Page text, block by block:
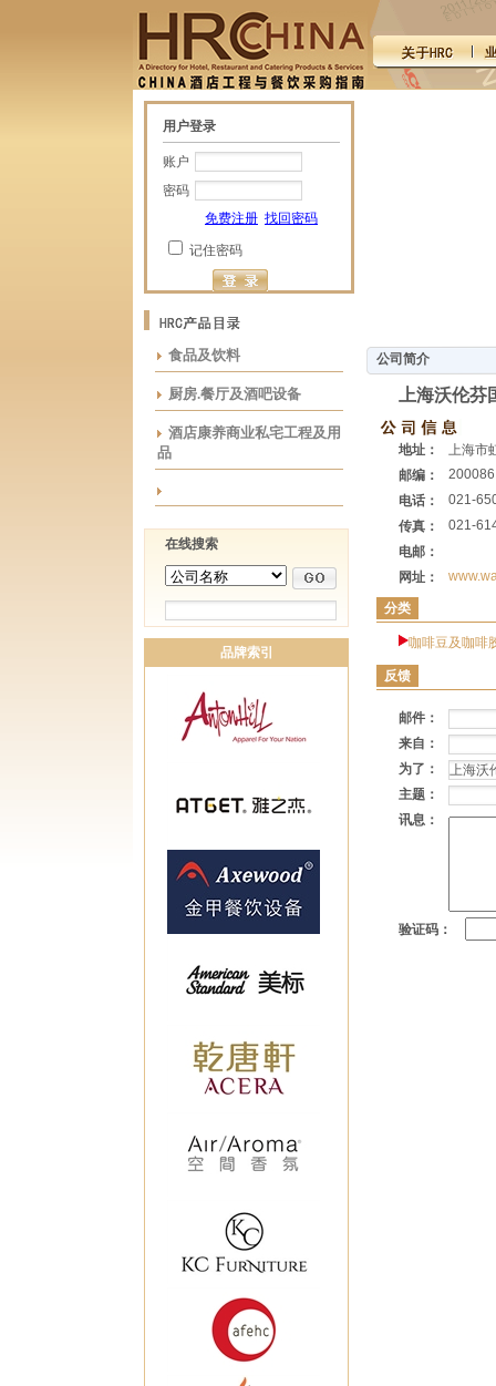
用户登录
账户
密码
免费注册 找回密码
记住密码
食品及饮料
厨房.餐厅及酒吧设备
酒店康养商业私宅工程及用
品
在线搜索
品牌索引
公司简介
上海沃伦
地址：
上海市
邮编：
200086
电话：
021-
传真：
021-
电邮：
网址：
分类
咖啡豆及咖啡
反馈
邮件：
来自：
为了：
主题：
讯息：
验证码：